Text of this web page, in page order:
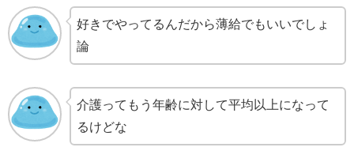
好きでやってるんだから薄給でもいいでしょ
論
介護ってもう年齢に対して平均以上になって
るけどな